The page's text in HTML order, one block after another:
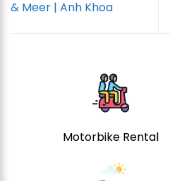
& Meer | Anh Khoa
Motorbike Rental